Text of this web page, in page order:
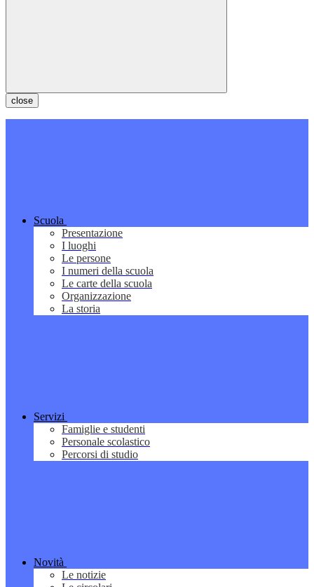
close
Scuola
Presentazione
I luoghi
Le persone
I numeri della scuola
Le carte della scuola
Organizzazione
La storia
Servizi
Famiglie e studenti
Personale scolastico
Percorsi di studio
Novità
Le notizie